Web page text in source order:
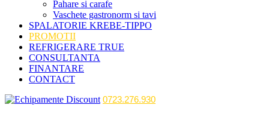
Pahare si carafe
Vaschete gastronorm si tavi
SPALATORIE KREBE-TIPPO
PROMOTII
REFRIGERARE TRUE
CONSULTANTA
FINANTARE
CONTACT
0723.276.930